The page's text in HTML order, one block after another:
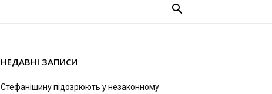
НЕДАВНІ ЗАПИСИ
Стефанішину підозрюють у незаконному